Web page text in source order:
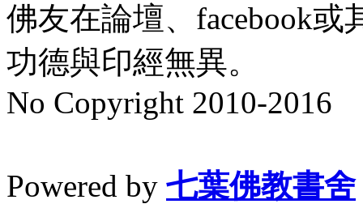
佛友在論壇、facebook
功德與印經無異。
No Copyright 2010-2016
Powered by 七葉佛教書舍